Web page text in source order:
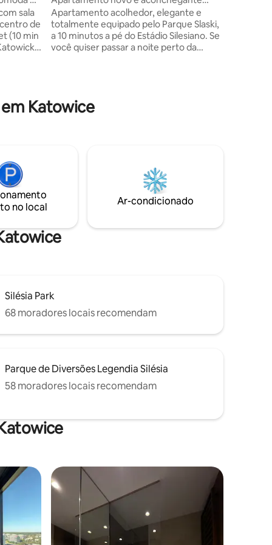
sala
de
(10 min
centro
junto ao parque
Apartamento acolhedor, elegante e
totalmente equipado pelo Parque Slaski,
a 10 minutos a pé do Estádio Silesiano. Se
você quiser passar a noite perto da
camas confortáveis, uma cozinha com
todas as necessidades e um banheiro
Katowice
no local
Ar-condicionado
Silésia Park
68 moradores locais recomendam
Parque de Diversões Legendia Silésia
58 moradores locais recomendam